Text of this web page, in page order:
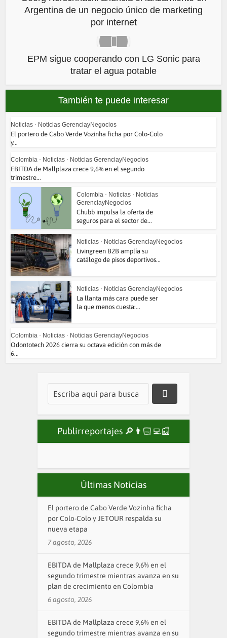
Argentina de un negocio único de marketing
por internet
EPM sigue cooperando con LG Sonic para
tratar el agua potable
También te puede interesar
Noticias • Noticias GerenciayNegocios
El portero de Cabo Verde Vozinha ficha por Colo-Colo
y...
Colombia • Noticias • Noticias GerenciayNegocios
EBITDA de Mallplaza crece 9,6% en el segundo
trimestre...
Colombia • Noticias • Noticias
GerenciayNegocios
Chubb impulsa la oferta de
seguros para el sector de...
Noticias • Noticias GerenciayNegocios
Livingreen B2B amplía su
catálogo de pisos deportivos...
Noticias • Noticias GerenciayNegocios
La llanta más cara puede ser
la que menos cuesta:...
Colombia • Noticias • Noticias GerenciayNegocios
Odontotech 2026 cierra su octava edición con más de
6...
Publirreportajes 🔎👨🏻‍💻📰
Últimas Noticias
El portero de Cabo Verde Vozinha ficha
por Colo-Colo y JETOUR respalda su
nueva etapa
7 agosto, 2026
EBITDA de Mallplaza crece 9,6% en el
segundo trimestre mientras avanza en su
plan de crecimiento en Colombia
6 agosto, 2026
EBITDA de Mallplaza crece 9,6% en el
segundo trimestre mientras avanza en su